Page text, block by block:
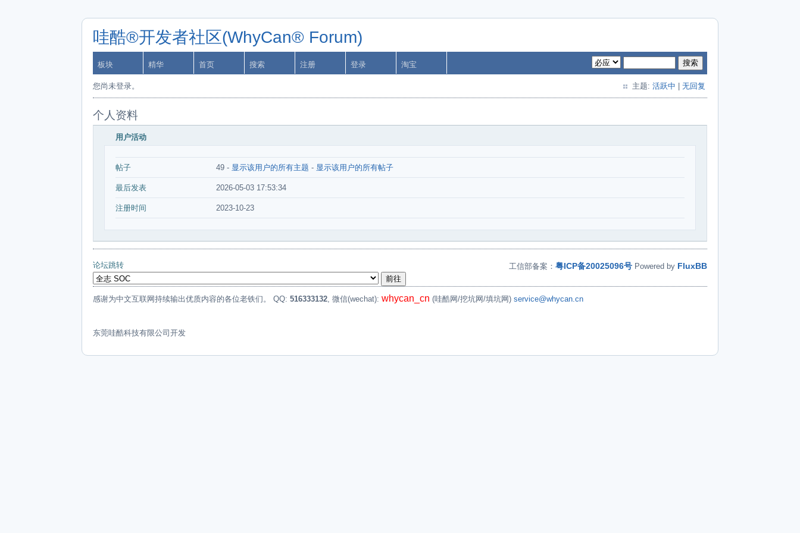
哇酷®开发者社区(WhyCan® Forum)
板块 精华 首页 搜索 注册 登录 淘宝 搜索
您尚未登录。 主题: 活跃中 无回复
个人资料
用户活动
帖子 49 - 显示该用户的所有主题 - 显示该用户的所有帖子
最后发表 2026-05-03 17:53:34
注册时间 2023-10-23
论坛跳转 工信部备案： 粤ICP备20025096号 Powered by FluxBB
感谢为中文互联网持续输出优质内容的各位老铁们。 QQ: 516333132, 微信(wechat): whycan_cn (哇酷网/挖坑网/填坑网) service@whycan.cn
东莞哇酷科技有限公司开发